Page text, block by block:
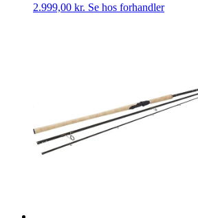
2.999,00 kr. Se hos forhandler